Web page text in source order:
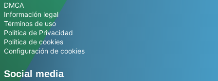
DMCA
Información legal
Términos de uso
Política de Privacidad
Política de cookies
Configuración de cookies
Social media